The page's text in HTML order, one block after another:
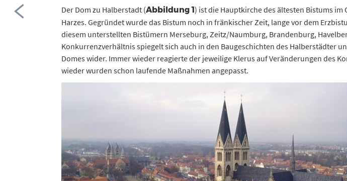
Der Dom zu Halberstadt (Abbildung 1) ist die Hauptkirche des ältesten Bistums im
Harzes. Gegründet wurde das Bistum noch in fränkischer Zeit, lange vor dem
diesem unterstellten Bistümern Merseburg, Zeitz/Naumburg, Brandenburg,
Konkurrenzverhältnis spiegelt sich auch in den Baugeschichten des Halberstädter
Domes wider. Immer wieder reagierte der jeweilige Klerus auf Veränderungen des
wieder wurden schon laufende Maßnahmen angepasst.